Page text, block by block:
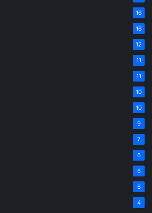
16
16
12
11
11
10
10
9
7
6
6
6
4